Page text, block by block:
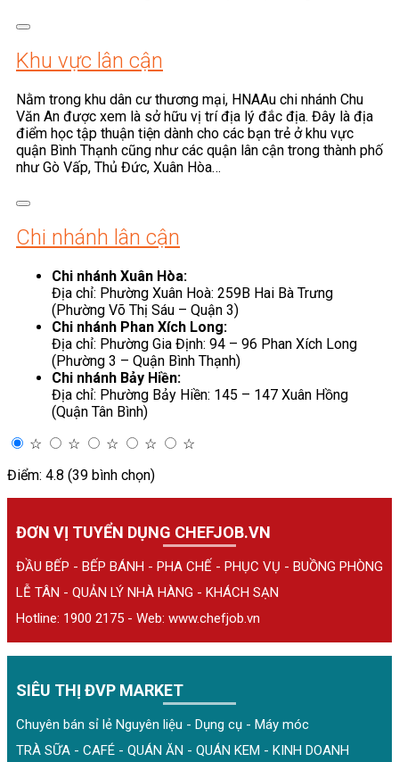
Khu vực lân cận
Nằm trong khu dân cư thương mại, HNAAu chi nhánh Chu
Văn An được xem là sở hữu vị trí địa lý đắc địa. Đây là địa
điểm học tập thuận tiện dành cho các bạn trẻ ở khu vực
quận Bình Thạnh cũng như các quận lân cận trong thành phố
như Gò Vấp, Thủ Đức, Xuân Hòa…
Chi nhánh lân cận
Chi nhánh Xuân Hòa:
Địa chỉ: Phường Xuân Hoà: 259B Hai Bà Trưng
(Phường Võ Thị Sáu – Quận 3)
Chi nhánh Phan Xích Long:
Địa chỉ: Phường Gia Định: 94 – 96 Phan Xích Long
(Phường 3 – Quận Bình Thạnh)
Chi nhánh Bảy Hiền:
Địa chỉ: Phường Bảy Hiền: 145 – 147 Xuân Hồng
(Quận Tân Bình)
☆
☆ ☆ ☆
☆
Điểm: 4.8 (39 bình chọn)
ĐƠN VỊ TUYỂN DỤNG CHEFJOB.VN
ĐẦU BẾP - BẾP BÁNH - PHA CHẾ - PHỤC VỤ - BUỒNG PHÒNG
LỄ TÂN - QUẢN LÝ NHÀ HÀNG - KHÁCH SẠN
Hotline: 1900 2175 - Web: www.chefjob.vn
SIÊU THỊ ĐVP MARKET
Chuyên bán sỉ lẻ Nguyên liệu - Dụng cụ - Máy móc
TRÀ SỮA - CAFÉ - QUÁN ĂN - QUÁN KEM - KINH DOANH